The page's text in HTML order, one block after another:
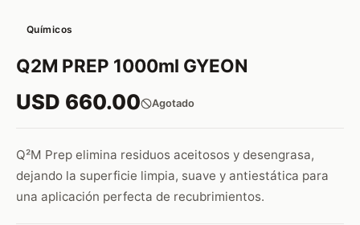
Químicos
Q2M PREP 1000ml GYEON
USD 660.00 Agotado
Q²M Prep elimina residuos aceitosos y desengrasa,
dejando la superficie limpia, suave y antiestática para
una aplicación perfecta de recubrimientos.